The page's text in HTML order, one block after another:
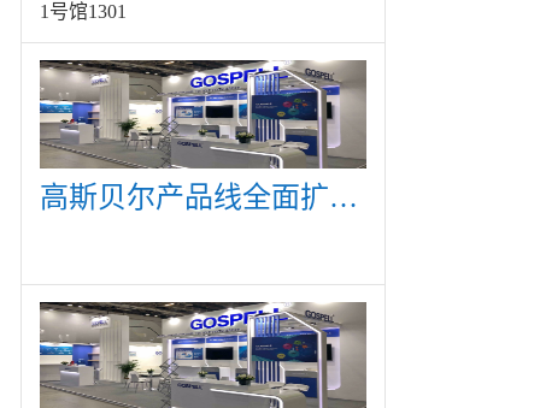
1号馆1301
高斯贝尔产品线全面扩展，众多新产品亮相CommunicAsia 2019